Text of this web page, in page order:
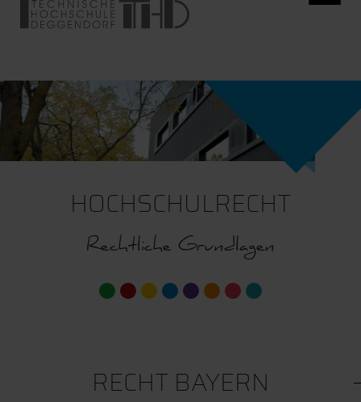
HOCHSCHULRECHT
Rechtliche Grundlagen
RECHT BAYERN